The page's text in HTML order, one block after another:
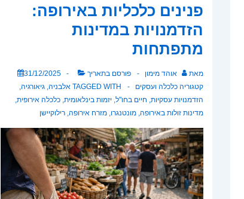
פנינים כלכליות באירופה:
הזדמנויות במדינות
מתפתחות
מאת אוהד מימון פורסם בתאריך
31/12/2025
קטגוריה כלכלה ועסקים TAGGED WITH אלבניה, גיאורגיה,
הזדמנויות עסקיות, חיים בחו"ל, יזמות בינלאומית, כלכלה אירופית,
מדינות זולות באירופה, מונטנגרו, מזרח אירופה, רילוקיישן